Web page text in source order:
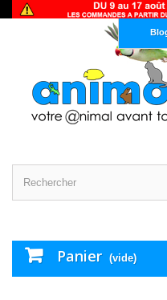
Panier (vide)